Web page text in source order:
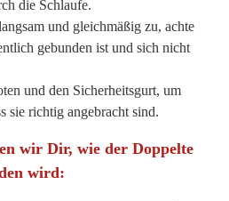
die Schlaufe.
und gleichmäßig zu, achte
gebunden ist und sich nicht
und den Sicherheitsgurt, um
sie richtig angebracht sind.
wir Dir, wie der Doppelte
wird: